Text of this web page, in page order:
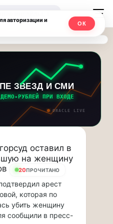
ЗВЕЗД И СМИ
РУБЛЕЙ ПРИ ВХОДЕ
ORACLE LIVE
оставил в
на женщину
20ПРОЧИТАНО
арест
которая по
убить женщину
сообщили в пресс-
авторизации и
ОК